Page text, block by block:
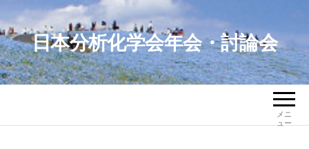
ン
テ
ン
ツ
ス
日本分析化学会年会・討論会
メニ
ュー